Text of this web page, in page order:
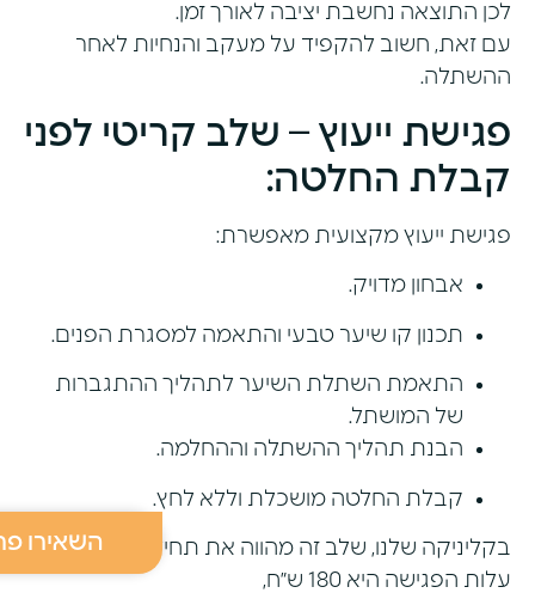
לכן התוצאה נחשבת יציבה לאורך זמן.
עם זאת, חשוב להקפיד על מעקב והנחיות לאחר
ההשתלה.
פגישת ייעוץ – שלב קריטי לפני
קבלת החלטה:
פגישת ייעוץ מקצועית מאפשרת:
אבחון מדויק.
תכנון קו שיער טבעי והתאמה למסגרת הפנים.
התאמת השתלת השיער לתהליך ההתגברות
של המושתל.
הבנת תהליך ההשתלה וההחלמה.
קבלת החלטה מושכלת וללא לחץ.
בקליניקה שלנו, שלב זה מהווה את תחילת התהליך.
עלות הפגישה היא 180 ש״ח,
השאירו